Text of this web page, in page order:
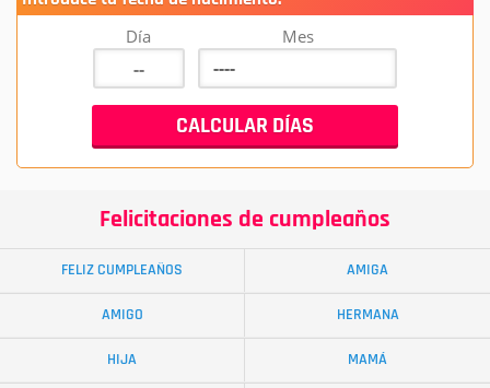
Día Mes
Felicitaciones de cumpleaños
FELIZ CUMPLEAÑOS AMIGA
AMIGO HERMANA
HIJA MAMÁ